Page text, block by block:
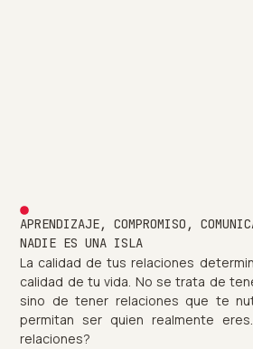
APRENDIZAJE,COMPROMISO ,
NADIE ES UNA ISLA
La calidad de tus relaciones
calidad de tu vida. No se trata de
sino de tener relaciones que te
permitan ser quien realmente
relaciones?